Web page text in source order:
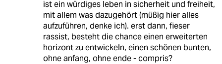
ist ein würdiges leben in sicherheit und freiheit,
mit allem was dazugehört (müßig hier alles
aufzuführen, denke ich). erst dann, fieser
rassist, besteht die chance einen erweiterten
horizont zu entwickeln, einen schönen bunten,
ohne anfang, ohne ende - compris?